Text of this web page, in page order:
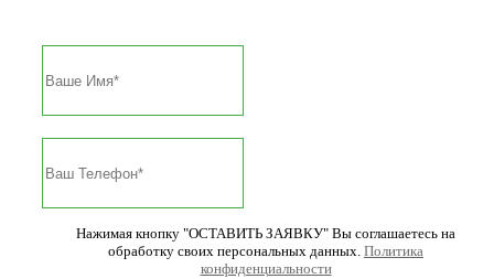
Нажимая кнопку "ОСТАВИТЬ ЗАЯВКУ" Вы соглашаетесь на
обработку своих персональных данных.Политика
конфиденциальности